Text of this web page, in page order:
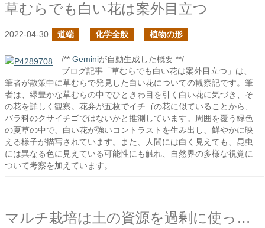
草むらでも白い花は案外目立つ
2022-04-30 道端 化学全般 植物の形
/** Geminiが自動生成した概要 **/
ブログ記事「草むらでも白い花は案外目立つ」は、
筆者が散策中に草むらで発見した白い花についての観察記です。筆
者は、緑豊かな草むらの中でひときわ目を引く白い花に気づき、そ
の花を詳しく観察。花弁が五枚でイチゴの花に似ていることから、
バラ科のクサイチゴではないかと推測しています。周囲を覆う緑色
の夏草の中で、白い花が強いコントラストを生み出し、鮮やかに映
える様子が描写されています。また、人間には白く見えても、昆虫
には異なる色に見えている可能性にも触れ、自然界の多様な視覚に
ついて考察を加えています。
マルチ栽培は土の資源を過剰に使ってしまう